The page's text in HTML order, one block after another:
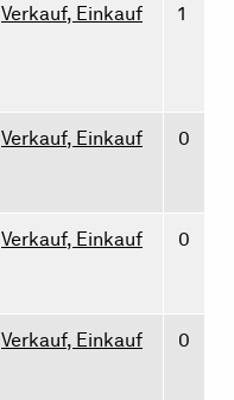
Verkauf, Einkauf 1
Verkauf, Einkauf 0
Verkauf, Einkauf 0
Verkauf, Einkauf 0